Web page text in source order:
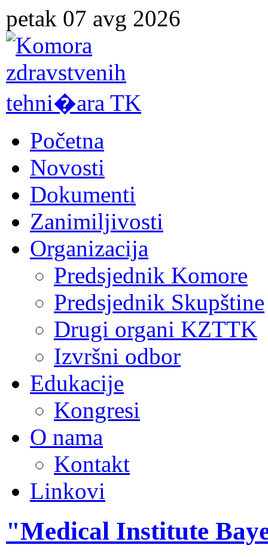
petak 07 avg 2026
Početna
Novosti
Dokumenti
Zanimiljivosti
Organizacija
Predsjednik Komore
Predsjednik Skupštine
Drugi organi KZTTK
Izvršni odbor
Edukacije
Kongresi
O nama
Kontakt
Linkovi
"Medical Institute